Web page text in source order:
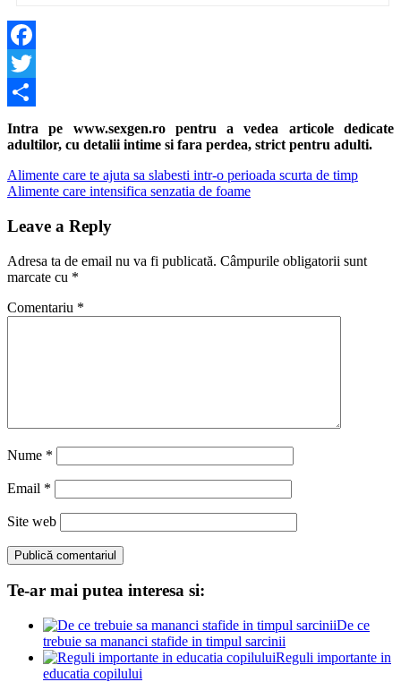
Facebook
Twitter
Share
Intra pe www.sexgen.ro pentru a vedea articole dedicate
adultilor, cu detalii intime si fara perdea, strict pentru adulti.
Navigare
în
articole
Previous
Post:
Alimente care te ajuta sa slabesti intr-o perioada scurta de timp
Next
Alimente care intensifica senzatia de foame
Leave a Reply
Adresa ta de email nu va fi publicată. Câmpurile obligatorii sunt
marcate cu *
Comentariu *
Nume *
Email *
Site web
Te-ar mai putea interesa si:
De ce
trebuie sa mananci stafide in timpul sarcinii
Reguli importante in
educatia copilului